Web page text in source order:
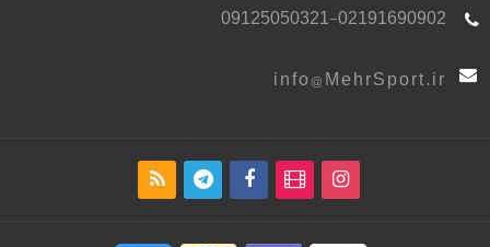
09125050321-02191690902
info@MehrSport.ir